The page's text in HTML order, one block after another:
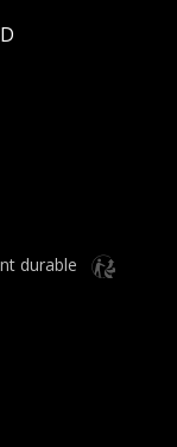
durable